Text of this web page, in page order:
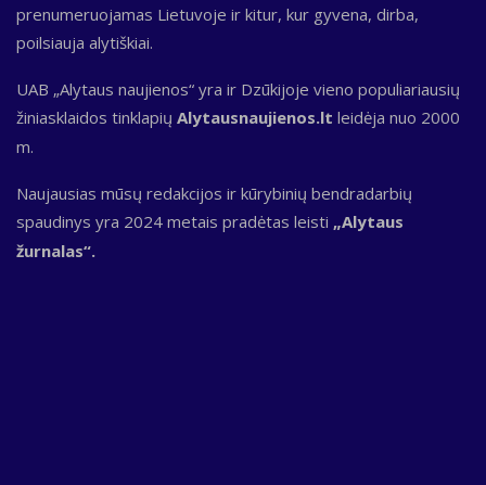
prenumeruojamas Lietuvoje ir kitur, kur gyvena, dirba,
poilsiauja alytiškiai.
UAB „Alytaus naujienos“ yra ir Dzūkijoje vieno populiariausių
žiniasklaidos tinklapių Alytausnaujienos.lt leidėja nuo 2000
m.
Naujausias mūsų redakcijos ir kūrybinių bendradarbių
spaudinys yra 2024 metais pradėtas leisti „Alytaus
žurnalas“.